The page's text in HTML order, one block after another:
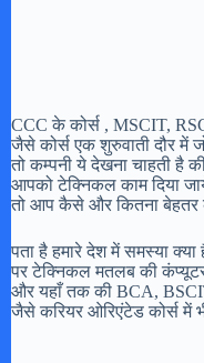
CCC के कोर्स , MSCIT,
जैसे कोर्स एक शुरुवाती दौर में
तो कम्पनी ये देखना चाहती है
आपको टेक्निकल काम दिया
तो आप कैसे और कितना
पता है हमारे देश में समस्या
पर टेक्निकल मतलब की
और यहाँ तक की BCA,
जैसे करियर ओरिएंटेड कोर्स में